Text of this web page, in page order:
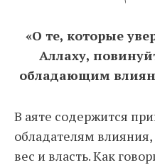
«О те, которые
Аллаху,
обладающим
В аяте содержится
обладателям
вес и власть. Как